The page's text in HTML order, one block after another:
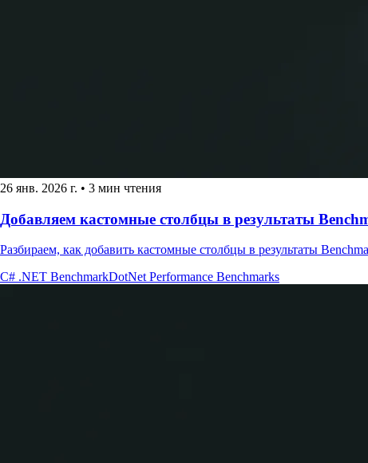
26 янв. 2026 г. • 3 мин чтения
Добавляем кастомные столбцы в результаты
Разбираем, как добавить кастомные столбцы в результаты
C# .NET BenchmarkDotNet Performance Benchmarks